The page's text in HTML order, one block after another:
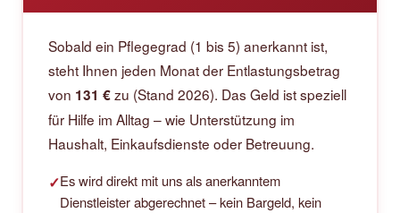
Sobald ein Pflegegrad (1 bis 5) anerkannt ist,
steht Ihnen jeden Monat der Entlastungsbetrag
von 131 €zu (Stand 2026). Das Geld ist speziell
für Hilfe im Alltag – wie Unterstützung im
Haushalt, Einkaufsdienste oder Betreuung.
✓Es wird direkt mit uns als anerkanntem
Dienstleister abgerechnet – kein Bargeld, kein